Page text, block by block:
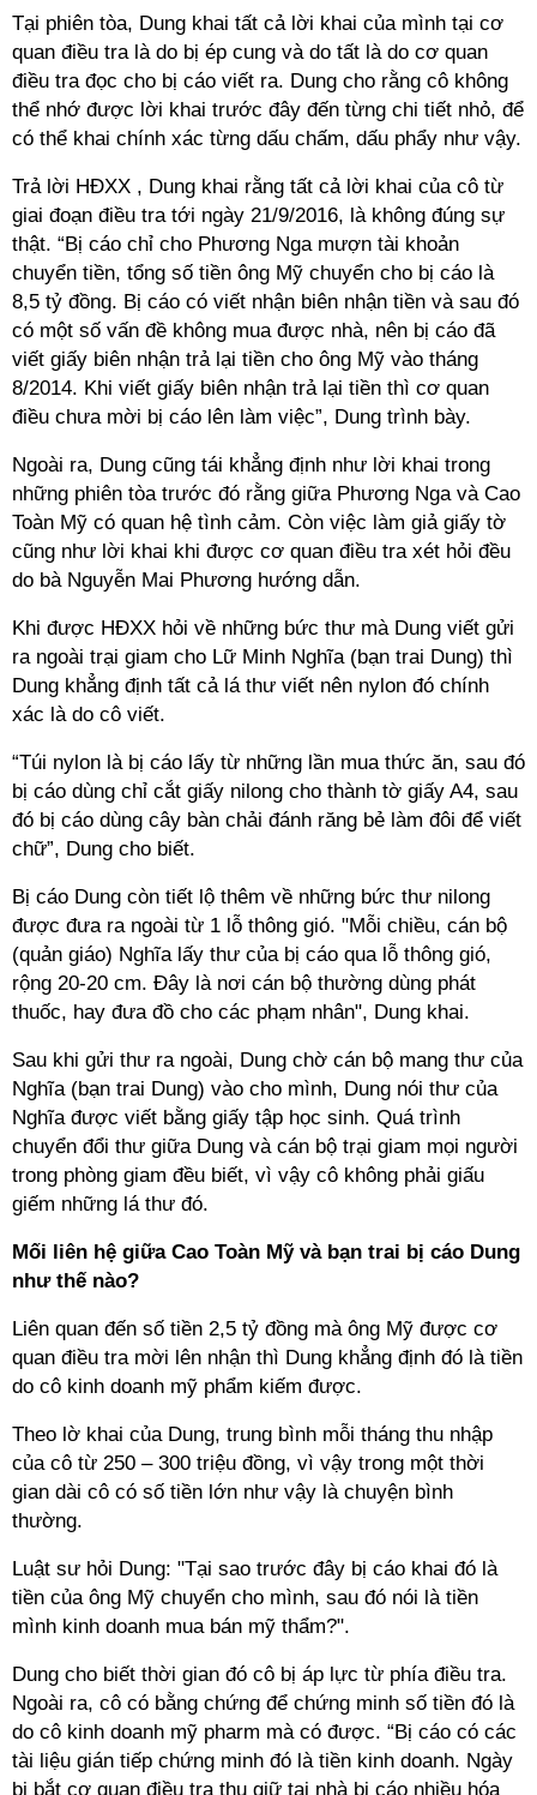
Tại phiên tòa, Dung khai tất cả lời khai của mình tại cơ
quan điều tra là do bị ép cung và do tất là do cơ quan
điều tra đọc cho bị cáo viết ra. Dung cho rằng cô không
thể nhớ được lời khai trước đây đến từng chi tiết nhỏ, để
có thể khai chính xác từng dấu chấm, dấu phẩy như vậy.
Trả lời HĐXX , Dung khai rằng tất cả lời khai của cô từ
giai đoạn điều tra tới ngày 21/9/2016, là không đúng sự
thật. “Bị cáo chỉ cho Phương Nga mượn tài khoản
chuyển tiền, tổng số tiền ông Mỹ chuyển cho bị cáo là
8,5 tỷ đồng. Bị cáo có viết nhận biên nhận tiền và sau đó
có một số vấn đề không mua được nhà, nên bị cáo đã
viết giấy biên nhận trả lại tiền cho ông Mỹ vào tháng
8/2014. Khi viết giấy biên nhận trả lại tiền thì cơ quan
điều chưa mời bị cáo lên làm việc”, Dung trình bày.
Ngoài ra, Dung cũng tái khẳng định như lời khai trong
những phiên tòa trước đó rằng giữa Phương Nga và Cao
Toàn Mỹ có quan hệ tình cảm. Còn việc làm giả giấy tờ
cũng như lời khai khi được cơ quan điều tra xét hỏi đều
do bà Nguyễn Mai Phương hướng dẫn.
Khi được HĐXX hỏi về những bức thư mà Dung viết gửi
ra ngoài trại giam cho Lữ Minh Nghĩa (bạn trai Dung) thì
Dung khẳng định tất cả lá thư viết nên nylon đó chính
xác là do cô viết.
“Túi nylon là bị cáo lấy từ những lần mua thức ăn, sau đó
bị cáo dùng chỉ cắt giấy nilong cho thành tờ giấy A4, sau
đó bị cáo dùng cây bàn chải đánh răng bẻ làm đôi để viết
chữ”, Dung cho biết.
Bị cáo Dung còn tiết lộ thêm về những bức thư nilong
được đưa ra ngoài từ 1 lỗ thông gió. "Mỗi chiều, cán bộ
(quản giáo) Nghĩa lấy thư của bị cáo qua lỗ thông gió,
rộng 20-20 cm. Đây là nơi cán bộ thường dùng phát
thuốc, hay đưa đồ cho các phạm nhân", Dung khai.
Sau khi gửi thư ra ngoài, Dung chờ cán bộ mang thư của
Nghĩa (bạn trai Dung) vào cho mình, Dung nói thư của
Nghĩa được viết bằng giấy tập học sinh. Quá trình
chuyển đổi thư giữa Dung và cán bộ trại giam mọi người
trong phòng giam đều biết, vì vậy cô không phải giấu
giếm những lá thư đó.
Mối liên hệ giữa Cao Toàn Mỹ và bạn trai bị cáo Dung
như thế nào?
Liên quan đến số tiền 2,5 tỷ đồng mà ông Mỹ được cơ
quan điều tra mời lên nhận thì Dung khẳng định đó là tiền
do cô kinh doanh mỹ phẩm kiếm được.
Theo lờ khai của Dung, trung bình mỗi tháng thu nhập
của cô từ 250 – 300 triệu đồng, vì vậy trong một thời
gian dài cô có số tiền lớn như vậy là chuyện bình
thường.
Luật sư hỏi Dung: "Tại sao trước đây bị cáo khai đó là
tiền của ông Mỹ chuyển cho mình, sau đó nói là tiền
mình kinh doanh mua bán mỹ thẩm?".
Dung cho biết thời gian đó cô bị áp lực từ phía điều tra.
Ngoài ra, cô có bằng chứng để chứng minh số tiền đó là
do cô kinh doanh mỹ pharm mà có được. “Bị cáo có các
tài liệu gián tiếp chứng minh đó là tiền kinh doanh. Ngày
bị bắt cơ quan điều tra thu giữ tại nhà bị cáo nhiều hóa